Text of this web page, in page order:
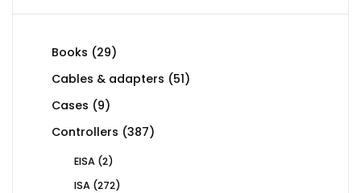
Books 2929
Cables & adapters 5151
Cases 99
Controllers 387387
EISA 22
ISA 272272